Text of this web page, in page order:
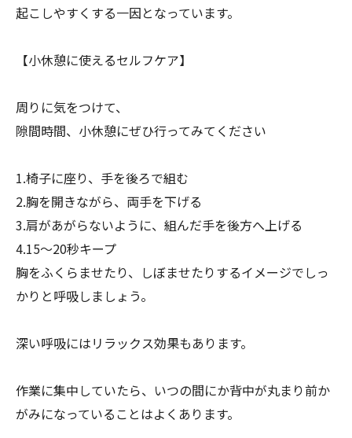
起こしやすくする一因となっています。
【小休憩に使えるセルフケア】
周りに気をつけて、
隙間時間、小休憩にぜひ行ってみてください
1.椅子に座り、手を後ろで組む
2.胸を開きながら、両手を下げる
3.肩があがらないように、組んだ手を後方へ上げる
4.15～20秒キープ
胸をふくらませたり、 しぼませたりするイメージでしっ
かりと呼吸しましょう。
深い呼吸にはリラックス効果もあります。
作業に集中していたら、 いつの間にか背中が丸まり前か
がみになっていることはよくあります。